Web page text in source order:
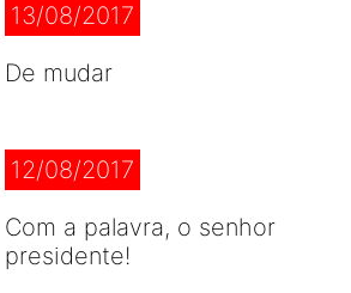
13/08/2017
De mudar
12/08/2017
Com a palavra, o senhor
presidente!